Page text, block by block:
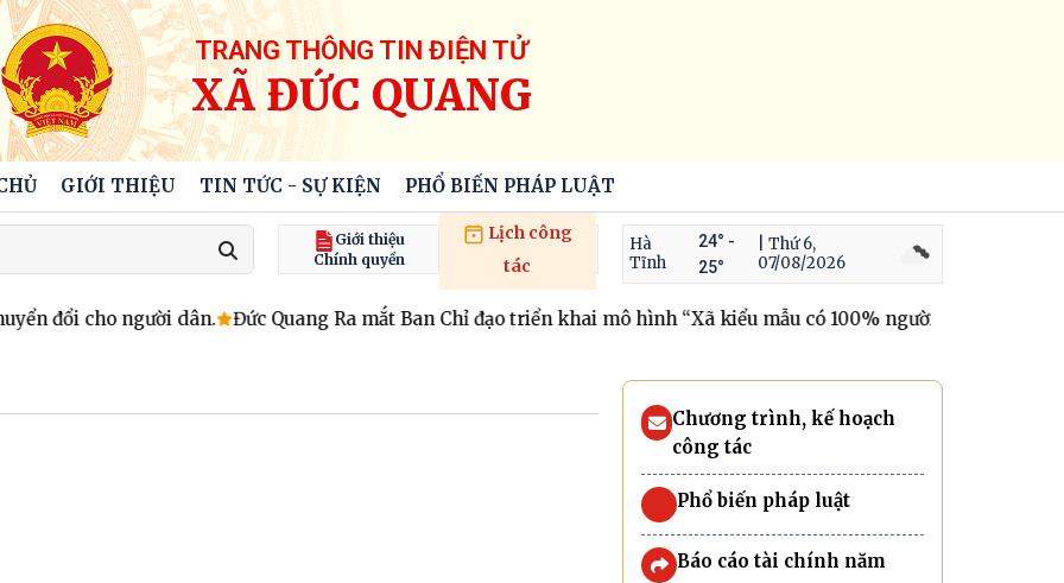
TRANG THÔNG TIN ĐIỆN TỬ
XÃ ĐỨC QUANG
GIỚI THIỆU TIN TỨC - SỰ KIỆN PHỔ BIẾN PHÁP LUẬT
Giới thiệu
Chính quyền
Lịch công
tác
Hà
Tĩnh
24° -
25°
| Thứ 6,
07/08/2026
đổi cho người dân. Đức Quang Ra mắt Ban Chỉ đạo triển khai mô hình “Xã kiểu mẫu có 100% người dân tham gia
Chương trình, kế hoạch
công tác
Phổ biến pháp luật
Báo cáo tài chính năm